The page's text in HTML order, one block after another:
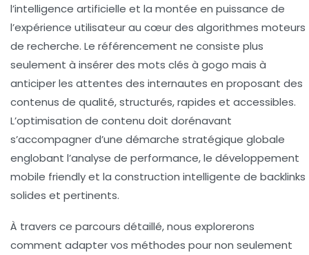
l’intelligence artificielle et la montée en puissance de
l’expérience utilisateur au cœur des algorithmes moteurs
de recherche. Le référencement ne consiste plus
seulement à insérer des mots clés à gogo mais à
anticiper les attentes des internautes en proposant des
contenus de qualité, structurés, rapides et accessibles.
L’optimisation de contenu doit dorénavant
s’accompagner d’une démarche stratégique globale
englobant l’analyse de performance, le développement
mobile friendly et la construction intelligente de backlinks
solides et pertinents.
À travers ce parcours détaillé, nous explorerons
comment adapter vos méthodes pour non seulement